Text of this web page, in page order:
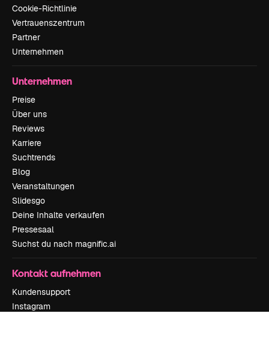
Cookie-Richtlinie
Vertrauenszentrum
Partner
Unternehmen
Unternehmen
Preise
Über uns
Reviews
Karriere
Suchtrends
Blog
Veranstaltungen
Slidesgo
Deine Inhalte verkaufen
Pressesaal
Suchst du nach magnific.ai
Kontakt aufnehmen
Kundensupport
Instagram